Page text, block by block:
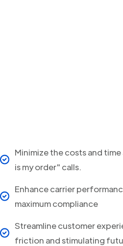
Minimize the costs and
is my order" calls.
Enhance carrier
maximum compliance
Streamline customer
friction and stimulating